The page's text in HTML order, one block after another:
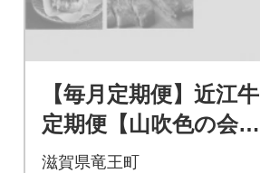
【毎月定期便】近江牛
定期便【山吹色の会】
全4回
滋賀県竜王町